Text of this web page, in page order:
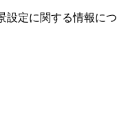
定に関する情報につ